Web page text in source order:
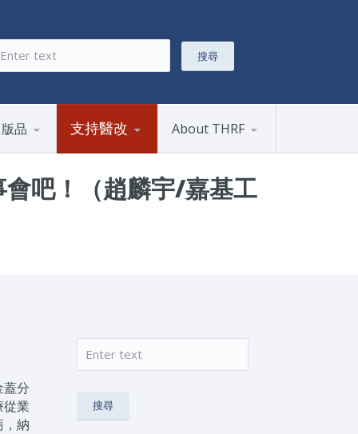
搜尋表單
尋
品 支持醫改 About THRF
會吧！（趙麟宇/嘉基工
分
業
納
搜尋表單
搜尋